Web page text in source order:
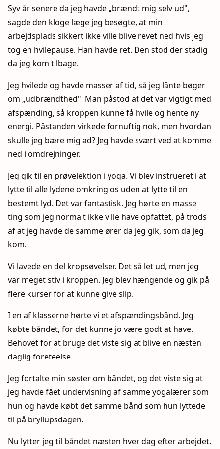
Syv år senere da jeg havde „brændt mig selv ud",
sagde den kloge læge jeg besøgte, at min
arbejdsplads sikkert ikke ville blive revet ned hvis jeg
tog en hvilepause. Han havde ret. Den stod der stadig
da jeg kom tilbage.
Jeg hvilede og havde masser af tid, så jeg lånte bøger
om „udbrændthed". Man påstod at det var vigtigt med
afspænding, så kroppen kunne få hvile og hente ny
energi. Påstanden virkede fornuftig nok, men hvordan
skulle jeg bære mig ad? Jeg havde svært ved at komme
ned i omdrejninger.
Jeg gik til en prøvelektion i yoga. Vi blev instrueret i at
lytte til alle lydene omkring os uden at lytte til en
bestemt lyd. Det var fantastisk. Jeg hørte en masse
ting som jeg normalt ikke ville have opfattet, på trods
af at jeg havde de samme ører da jeg gik, som da jeg
kom.
Vi lavede en del kropsøvelser. Det så let ud, men jeg
var meget stiv i kroppen. Jeg blev hængende og gik på
flere kurser for at kunne give slip.
I en af klasserne hørte vi et afspændingsbånd. Jeg
købte båndet, for det kunne jo være godt at have.
Behovet for at bruge det viste sig at blive en næsten
daglig foreteelse.
Jeg fortalte min søster om båndet, og det viste sig at
jeg havde fået undervisning af samme yogalærer som
hun og havde købt det samme bånd som hun lyttede
til på bryllupsdagen.
Nu lytter jeg til båndet næsten hver dag efter arbejdet.